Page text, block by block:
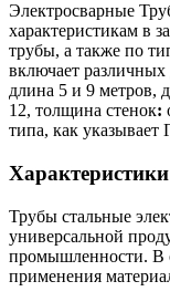
Электросварные
характеристикам в
трубы, а также по
включает
длина 5 и 9 метров,
12, толщина стенок:
типа, как указывает
Трубы стальные
универсальной
промышленности. В
применения